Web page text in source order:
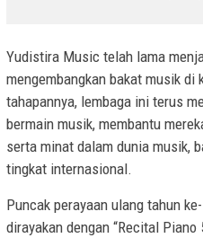
Yudistira Music telah lama
mengembangkan bakat musik
tahapannya, lembaga ini terus
bermain musik, membantu
serta minat dalam dunia musik,
tingkat internasional.
Puncak perayaan ulang tahun
dirayakan dengan “Recital